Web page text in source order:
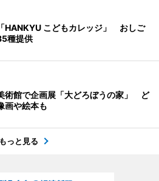
HANKYU こどもカレッジ」 おしご
種提供
術館で企画展「大どろぼうの家」 ど
画や絵本も
もっと見る